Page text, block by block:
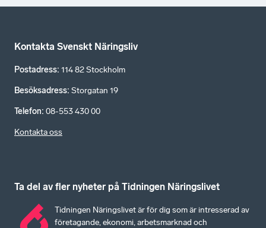
Kontakta Svenskt Näringsliv
Postadress: 114 82 Stockholm
Besöksadress: Storgatan 19
Telefon: 08-553 430 00
Kontakta oss
Ta del av fler nyheter på Tidningen Näringslivet
Tidningen Näringslivet är för dig som är intresserad av
företagande, ekonomi, arbetsmarknad och